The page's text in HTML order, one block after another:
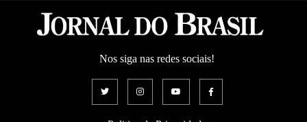
Nos siga nas redes sociais!